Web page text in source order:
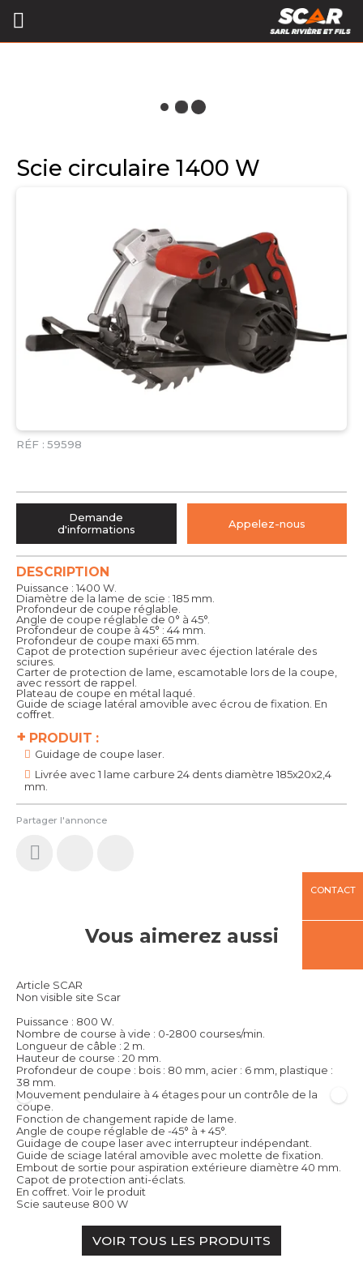
Scie circulaire 1400 W
RÉF : 59598
+ PRODUIT :
Guidage de coupe laser.
Livrée avec 1 lame carbure 24 dents diamètre 185x20x2,4
mm.
Partager l'annonce
DESCRIPTION
Puissance : 1400 W.
Diamètre de la lame de scie : 185 mm.
Profondeur de coupe réglable.
Angle de coupe réglable de 0° à 45°.
Profondeur de coupe à 45° : 44 mm.
Profondeur de coupe maxi 65 mm.
Capot de protection supérieur avec éjection latérale des
sciures.
Carter de protection de lame, escamotable lors de la coupe,
avec ressort de rappel.
Plateau de coupe en métal laqué.
Guide de sciage latéral amovible avec écrou de fixation. En
coffret.
Demande
d'informations
Appelez-nous
Vous aimerez aussi
Article SCAR
Non visible site Scar
Puissance : 800 W.
Nombre de course à vide : 0-2800 courses/min.
Longueur de câble : 2 m.
Hauteur de course : 20 mm.
Profondeur de coupe : bois : 80 mm, acier : 6 mm, plastique :
38 mm.
Mouvement pendulaire à 4 étages pour un contrôle de la
coupe.
Fonction de changement rapide de lame.
Angle de coupe réglable de -45° à + 45°.
Guidage de coupe laser avec interrupteur indépendant.
Guide de sciage latéral amovible avec molette de fixation.
Embout de sortie pour aspiration extérieure diamètre 40 mm.
Capot de protection anti-éclats.
En coffret. Voir le produit
Scie sauteuse 800 W
VOIR TOUS LES PRODUITS
CONTACT